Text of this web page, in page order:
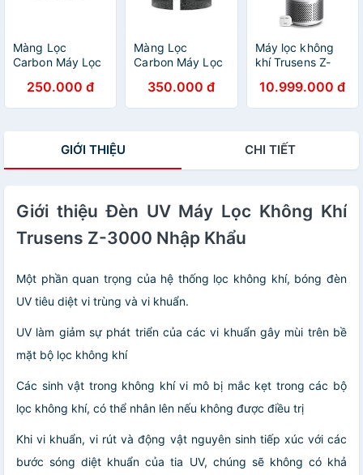
Màng Lọc
Carbon Máy Lọc
Trusens Z-1000
Nhập Khẩu
250.000 đ
Màng Lọc
Carbon Máy Lọc
Trusens Z-3000
Nhập Khẩu
350.000 đ
Máy lọc không
khí Trusens Z-
10.999.000 đ
GIỚI THIỆU CHI TIẾT
Giới thiệu Đèn UV Máy Lọc Không Khí
Trusens Z-3000 Nhập Khẩu
Một phần quan trọng của hệ thống lọc không khí, bóng đèn
UV tiêu diệt vi trùng và vi khuẩn.
UV làm giảm sự phát triển của các vi khuẩn gây mùi trên bề
mặt bộ lọc không khí
Các sinh vật trong không khí vi mô bị mắc kẹt trong các bộ
lọc không khí, có thể nhân lên nếu không được điều trị
Khi vi khuẩn, vi rút và động vật nguyên sinh tiếp xúc với các
bước sóng diệt khuẩn của tia UV, chúng sẽ không có khả